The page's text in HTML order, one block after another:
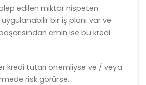
edilen miktar nispeten
bir iş planı var ve
emin ise bu kredi
kredi tutarı önemliyse ve / veya
risk görürse.